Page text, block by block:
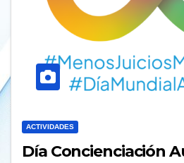
ACTIVIDADES
Día Concienciación